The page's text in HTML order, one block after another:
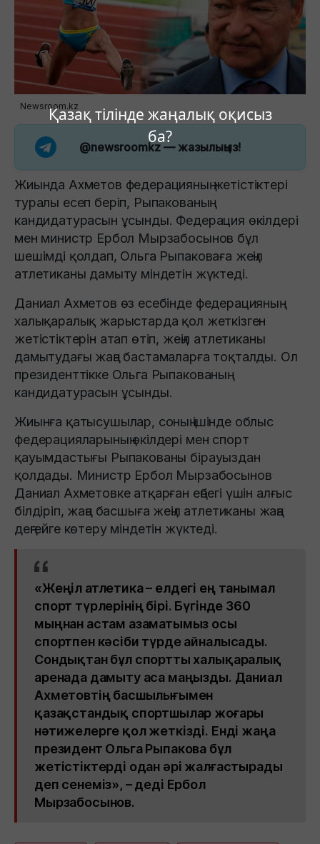
Қазақ тілінде жаңалық оқисыз
ба?
Newsroom.kz
@newsroomkz— жазылыңыз!
Жиында Ахметов федерацияның жетістіктері
туралы есеп беріп, Рыпакованың
кандидатурасын ұсынды. Федерация өкілдері
мен министр Ербол Мырзабосынов бұл
шешімді қолдап, Ольга Рыпаковаға жеңіл
атлетиканы дамыту міндетін жүктеді.
Даниал Ахметов өз есебінде федерацияның
халықаралық жарыстарда қол жеткізген
жетістіктерін атап өтіп, жеңіл атлетиканы
дамытудағы жаңа бастамаларға тоқталды. Ол
президенттікке Ольга Рыпакованың
кандидатурасын ұсынды.
Жиынға қатысушылар, соның ішінде облыс
федерацияларының өкілдері мен спорт
қауымдастығы Рыпакованы бірауыздан
қолдады. Министр Ербол Мырзабосынов
Даниал Ахметовке атқарған еңбегі үшін алғыс
білдіріп, жаңа басшыға жеңіл атлетиканы жаңа
деңгейге көтеру міндетін жүктеді.
«Жеңіл атлетика – елдегі ең танымал
спорт түрлерінің бірі. Бүгінде 360
мыңнан астам азаматымыз осы
спортпен кәсіби түрде айналысады.
Сондықтан бұл спортты халықаралық
аренада дамыту аса маңызды. Даниал
Ахметовтің басшылығымен
қазақстандық спортшылар жоғары
нәтижелерге қол жеткізді. Енді жаңа
президент Ольга Рыпакова бұл
жетістіктерді одан әрі жалғастырады
деп сенеміз», – деді Ербол
Мырзабосынов.